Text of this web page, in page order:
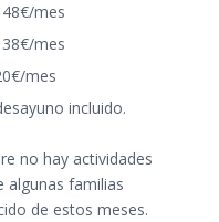
mes
mes
mes
incluido.
no hay actividades
algunas familias
de estos meses.